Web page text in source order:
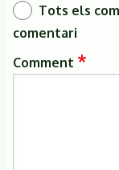
Tots els
comentari
Comment